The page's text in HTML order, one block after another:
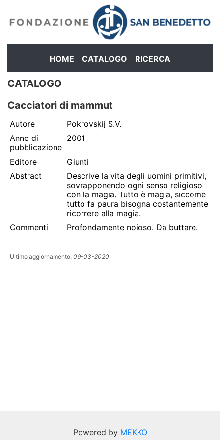
HOME CATALOGO RICERCA
CATALOGO
Cacciatori di mammut
Autore
Pokrovskij S.V.
Anno di
pubblicazione
2001
Editore
Giunti
Abstract
Descrive la vita degli uomini primitivi,
sovrapponendo ogni senso religioso
con la magia. Tutto è magia, siccome
tutto fa paura bisogna costantemente
ricorrere alla magia.
Commenti
Profondamente noioso. Da buttare.
Ultimo aggiornamento: 09-03-2020
Powered by MEKKO